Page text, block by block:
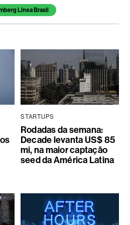
Línea Brasil
STARTUPS
Rodadas da semana:
Decade levanta US$ 85
mi, na maior captação
seed da América Latina